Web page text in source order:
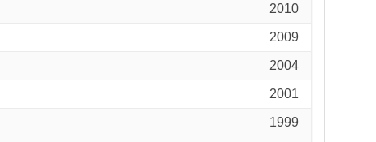
2010
2009
2004
2001
1999